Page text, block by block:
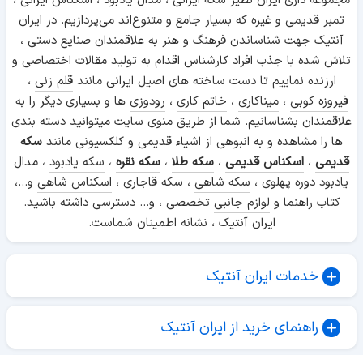
تمبر قدیمی و غیره که بسیار جامع و متنوع‌اند می‌پردازیم. در ایران
آنتیک جهت شناساندن فرهنگ و هنر به علاقمندان صنایع دستی ،
تلاش شده با جذب افراد کارشناس اقدام به تولید مقالات اختصاصی و
ارزنده نماییم تا دست ساخته های اصیل ایرانی مانندقلم زنی ،
فیروزه کوبی ،میناکاری ، خاتم کاری ، رودوزی ها و بسیاری دیگر را به
علاقمندان بشناسانیم. شما از طریق منوی سایت میتوانید دسته بندی
ها را مشاهده و به انبوهی از اشیاء قدیمی و کلکسیونی مانند سکه
قدیمی ، اسکناس قدیمی ، سکه طلا ، سکه نقره ، سکه یادبود ، مدال
یادبود دوره پهلوی ، سکه شاهی ، سکه قاجاری ، اسکناس شاهی و...،
کتاب راهنما و لوازم جانبی تخصصی ، و... دسترسی داشته باشید.
ایران آنتیک ، نشانه اطمینان شماست.
خدمات ایران آنتیک
راهنمای خرید از ایران آنتیک